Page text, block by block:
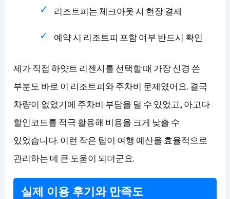
리조트피는 체크아웃 시 현장 결제
예약 시 리조트피 포함 여부 반드시 확인
제가 직접 하얏트 리젠시를 선택할 때 가장 신경 쓴
부분도 바로 이 리조트피와 주차비 문제였어요. 결국
차량이 없었기에 주차비 부담을 덜 수 있었고, 아고다
할인코드를 적극 활용해 비용을 크게 낮출 수
있었습니다. 이런 작은 팁이 여행 예산을 효율적으로
관리하는 데 큰 도움이 되더군요.
실제 이용 후기와 만족도